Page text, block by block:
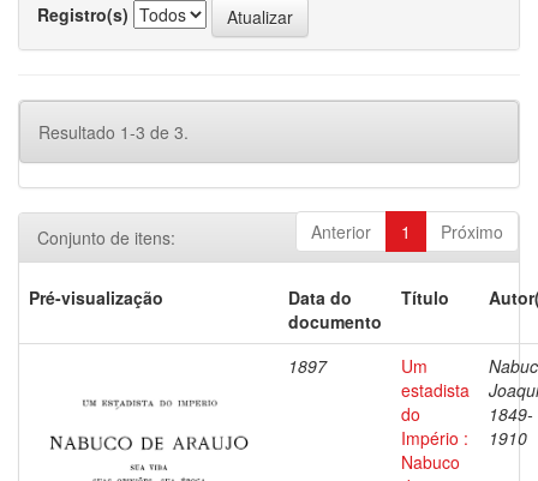
Registro(s)
Resultado 1-3 de 3.
Anterior 1 Próximo
Conjunto de itens:
Pré-visualização
Data do
documento
Título
1897
Um
estadista
do
Império :
Nabuco
1849-
1910